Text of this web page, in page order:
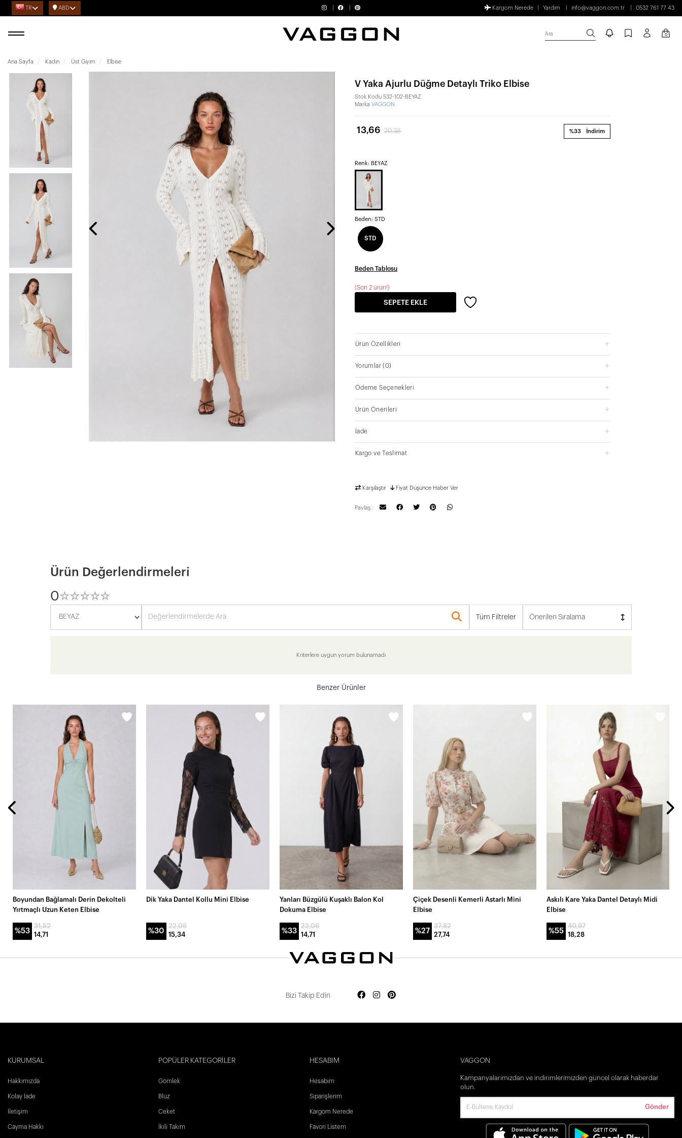
TR ABD Kargom Nerede Yardım info@vaggon.com.tr 0532 761 77 43
Ara 0
Ana Sayfa Kadın Üst Giyim Elbise
V Yaka Ajurlu Düğme Detaylı Triko Elbise
Stok Kodu 532-102-BEYAZ
Marka VAGGON
%33 İndirim
13,66 20,38
Renk: BEYAZ
Beden: STD
STD
Beden Tablosu
(Son 2 ürün!)
SEPETE EKLE
Ürün Özellikleri
Yorumlar(0)
Ödeme Seçenekleri
Ürün Önerileri
İade
Kargo ve Teslimat
Karşılaştır Fiyat Düşünce Haber Ver
Paylaş :
Ürün Değerlendirmeleri
0☆☆☆☆☆
★★★★★
Tüm Filtreler Önerilen Sıralama
Kriterlere uygun yorum bulunamadı
Benzer Ürünler
Boyundan Bağlamalı Derin Dekolteli
Yırtmaçlı Uzun Keten Elbise
%53
31,52
14,71
Dik Yaka Dantel Kollu Mini Elbise
%30
22,06
15,34
Yanları Büzgülü Kuşaklı Balon Kol
Dokuma Elbise
%33
22,06
14,71
Çiçek Desenli Kemerli Astarlı Mini
Elbise
%27
37,82
27,74
Askılı Kare Yaka Dantel Detaylı Midi
Elbise
%55
40,97
18,28
Bizi Takip Edin
KURUMSAL
Hakkımızda
Kolay İade
İletişim
Cayma Hakkı
POPÜLER KATEGORİLER
Gömlek
Bluz
Ceket
İkili Takım
HESABIM
Hesabım
Siparişlerim
Kargom Nerede
Favori Listem
VAGGON
Kampanyalarımızdan ve indirimlerimizden güncel olarak haberdar
olun.
Gönder